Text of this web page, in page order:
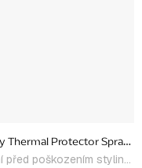
Thermal Protector Spray,
chrání před poškozením stylingem